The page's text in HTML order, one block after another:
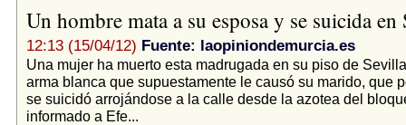
Un hombre mata a su esposa y se suicida
12:13 (15/04/12) Fuente: laopiniondemurcia.es
Una mujer ha muerto esta madrugada en su piso de
arma blanca que supuestamente le causó su marido, que
se suicidó arrojándose a la calle desde la azotea del
informado a Efe...